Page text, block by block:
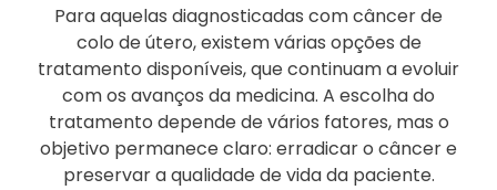
Para aquelas diagnosticadas com câncer de
colo de útero, existem várias opções de
tratamento disponíveis, que continuam a evoluir
com os avanços da medicina. A escolha do
tratamento depende de vários fatores, mas o
objetivo permanece claro: erradicar o câncer e
preservar a qualidade de vida da paciente.